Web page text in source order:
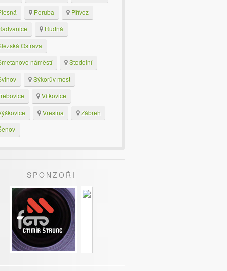
Poruba
Přívoz
Rudná
Ostrava
náměstí
Stodolní
Sýkorův most
Vítkovice
Vřesina
Zábřeh
SPONZOŘI